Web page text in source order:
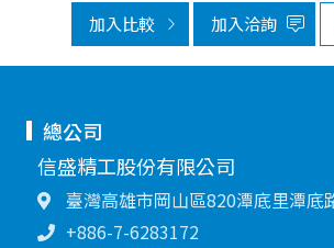
加入比較 加入洽詢
總公司
信盛精工股份有限公司
臺灣高雄市岡山區820潭底里潭底
+886-7-6283172